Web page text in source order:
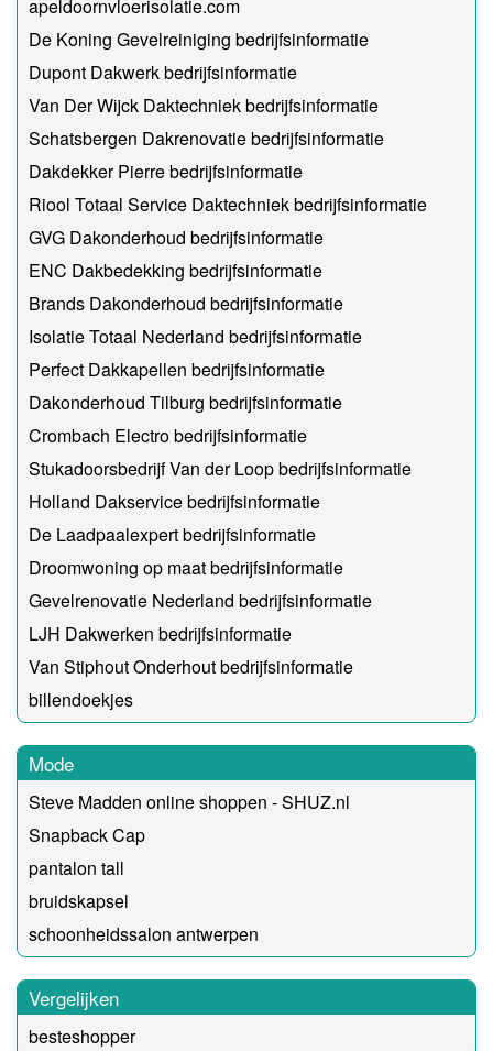
apeldoornvloerisolatie.com
De Koning Gevelreiniging bedrijfsinformatie
Dupont Dakwerk bedrijfsinformatie
Van Der Wijck Daktechniek bedrijfsinformatie
Schatsbergen Dakrenovatie bedrijfsinformatie
Dakdekker Pierre bedrijfsinformatie
Riool Totaal Service Daktechniek bedrijfsinformatie
GVG Dakonderhoud bedrijfsinformatie
ENC Dakbedekking bedrijfsinformatie
Brands Dakonderhoud bedrijfsinformatie
Isolatie Totaal Nederland bedrijfsinformatie
Perfect Dakkapellen bedrijfsinformatie
Dakonderhoud Tilburg bedrijfsinformatie
Crombach Electro bedrijfsinformatie
Stukadoorsbedrijf Van der Loop bedrijfsinformatie
Holland Dakservice bedrijfsinformatie
De Laadpaalexpert bedrijfsinformatie
Droomwoning op maat bedrijfsinformatie
Gevelrenovatie Nederland bedrijfsinformatie
LJH Dakwerken bedrijfsinformatie
Van Stiphout Onderhout bedrijfsinformatie
billendoekjes
Mode
Steve Madden online shoppen - SHUZ.nl
Snapback Cap
pantalon tall
bruidskapsel
schoonheidssalon antwerpen
Vergelijken
besteshopper